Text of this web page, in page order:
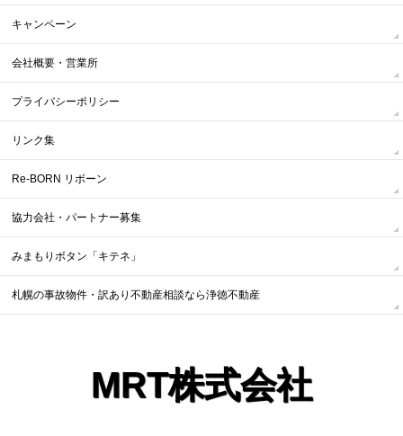
キャンペーン
会社概要・営業所
プライバシーポリシー
リンク集
Re-BORN リボーン
協力会社・パートナー募集
みまもりボタン「キテネ」
札幌の事故物件・訳あり不動産相談なら浄徳不動産
MRT株式会社